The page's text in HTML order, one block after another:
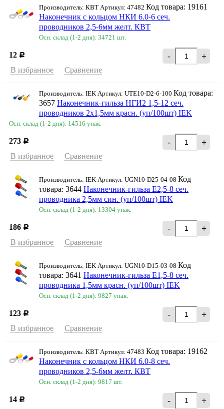
Производитель: КВТ Артикул: 47482 Код товара: 19161
Наконечник с кольцом НКИ 6.0-6 сеч.
проводников 2,5-6мм желт. КВТ
Осн. склад (1-2 дня): 34721 шт.
12 Р - +
В избранное Сравнение
Производитель: IEK Артикул: UTE10-D2-6-100 Код товара:
3657 Наконечник-гильза НГИ2 1,5-12 сеч.
проводников 2х1,5мм красн. (уп/100шт) IEK
Осн. склад (1-2 дня): 14516 упак.
273 Р - +
В избранное Сравнение
Производитель: IEK Артикул: UGN10-D25-04-08 Код
товара: 3644 Наконечник-гильза E2,5-8 сеч.
проводника 2,5мм син. (уп/100шт) IEK
Осн. склад (1-2 дня): 13304 упак.
186 Р - +
В избранное Сравнение
Производитель: IEK Артикул: UGN10-D15-03-08 Код
товара: 3641 Наконечник-гильза E1,5-8 сеч.
проводника 1,5мм красн. (уп/100шт) IEK
Осн. склад (1-2 дня): 9827 упак.
123 Р - +
В избранное Сравнение
Производитель: КВТ Артикул: 47483 Код товара: 19162
Наконечник с кольцом НКИ 6.0-8 сеч.
проводников 2,5-6мм желт. КВТ
Осн. склад (1-2 дня): 9817 шт.
14 Р - +